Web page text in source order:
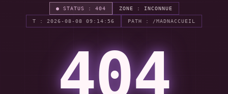
● STATUS : 404 ZONE : INCONNUE
T : 2026-08-08 09:14:56 PATH : /MADNACCUEIL
404